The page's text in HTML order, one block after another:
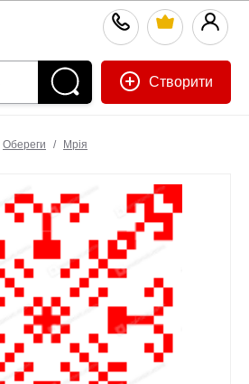
Створити
Обереги / Мрія